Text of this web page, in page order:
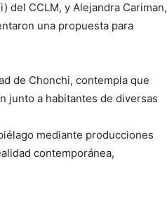
del CCLM, y Alejandra Cariman,
una propuesta para
de Chonchi, contempla que
junto a habitantes de diversas
mediante producciones
contemporánea,